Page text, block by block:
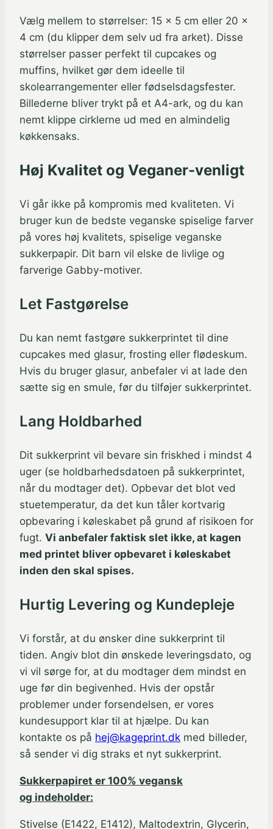
Vælg mellem to størrelser: 15 x 5 cm eller 20 x
4 cm (du klipper dem selv ud fra arket). Disse
størrelser passer perfekt til cupcakes og
muffins, hvilket gør dem ideelle til
skolearrangementer eller fødselsdagsfester.
Billederne bliver trykt på et A4-ark, og du kan
nemt klippe cirklerne ud med en almindelig
køkkensaks.
Høj Kvalitet og Veganer-venligt
Vi går ikke på kompromis med kvaliteten. Vi
bruger kun de bedste veganske spiselige farver
på vores høj kvalitets, spiselige veganske
sukkerpapir. Dit barn vil elske de livlige og
farverige Gabby-motiver.
Let Fastgørelse
Du kan nemt fastgøre sukkerprintet til dine
cupcakes med glasur, frosting eller flødeskum.
Hvis du bruger glasur, anbefaler vi at lade den
sætte sig en smule, før du tilføjer sukkerprintet.
Lang Holdbarhed
Dit sukkerprint vil bevare sin friskhed i mindst 4
uger (se holdbarhedsdatoen på sukkerprintet,
når du modtager det). Opbevar det blot ved
stuetemperatur, da det kun tåler kortvarig
opbevaring i køleskabet på grund af risikoen for
fugt. Vi anbefaler faktisk slet ikke, at kagen
med printet bliver opbevaret i køleskabet
inden den skal spises.
Hurtig Levering og Kundepleje
Vi forstår, at du ønsker dine sukkerprint til
tiden. Angiv blot din ønskede leveringsdato, og
vi vil sørge for, at du modtager dem mindst en
uge før din begivenhed. Hvis der opstår
problemer under forsendelsen, er vores
kundesupport klar til at hjælpe. Du kan
kontakte os på hej@kageprint.dk med billeder,
så sender vi dig straks et nyt sukkerprint.
Sukkerpapiret er 100% vegansk
og indeholder:
Stivelse (E1422, E1412), Maltodextrin, Glycerin,